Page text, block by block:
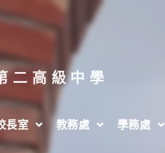
二高級中學
長室 教務處 學務處